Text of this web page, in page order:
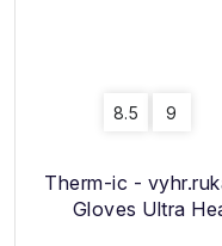
Therm-ic -
Gloves Ultra
8.5 9